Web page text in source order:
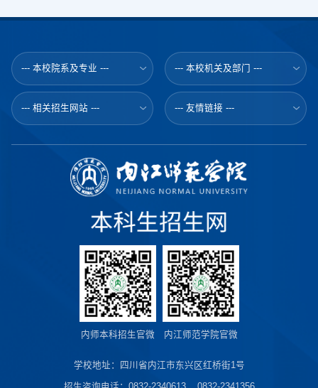
--- 本校院系及专业 --- --- 本校机关及部门 ---
--- 相关招生网站 --- --- 友情链接 ---
内师本科招生官微 内江师范学院官微
学校地址：四川省内江市东兴区红桥街1号